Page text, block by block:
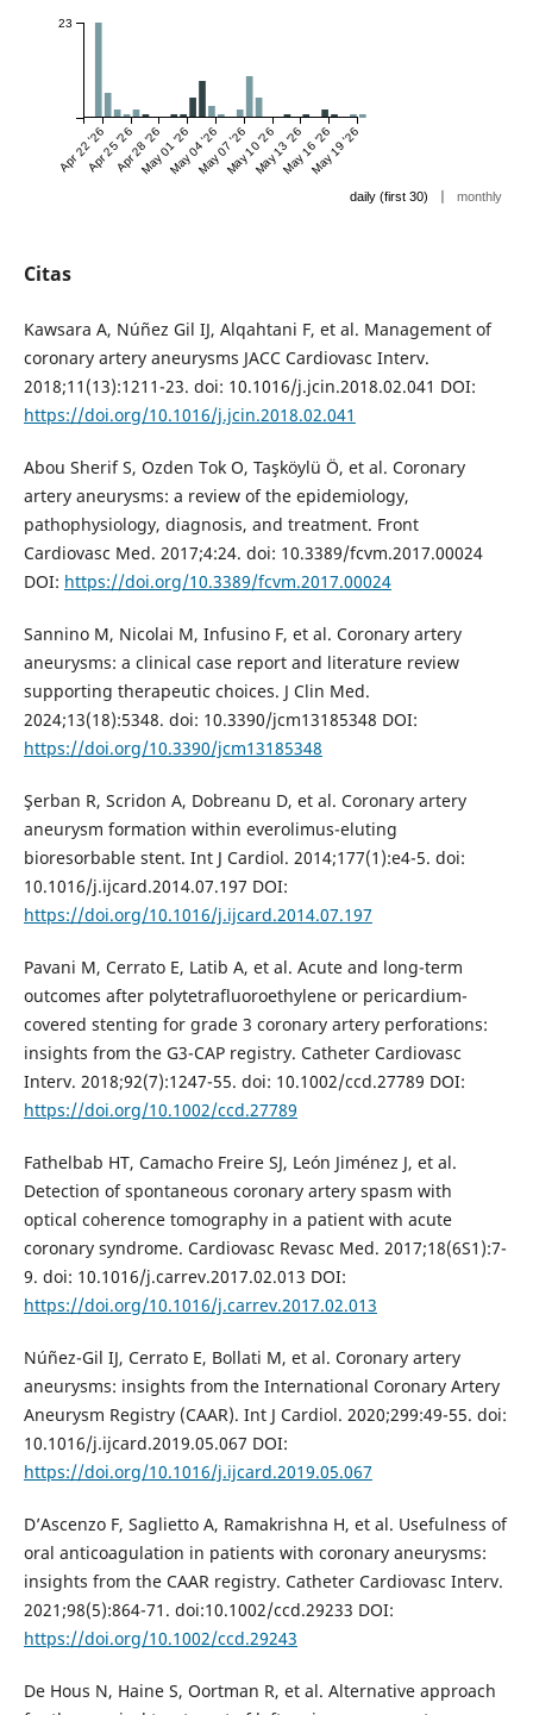
Apr 22 '26Apr 25 '26Apr 28 '26May 01 '26May 04 '26May 07 '26May 10 '26May 13 '26May 16 '26May 19 '26
23
daily (first 30) | monthly
Citas
Kawsara A, Núñez Gil IJ, Alqahtani F, et al. Management of
coronary artery aneurysms JACC Cardiovasc Interv.
2018;11(13):1211-23. doi: 10.1016/j.jcin.2018.02.041 DOI:
https://doi.org/10.1016/j.jcin.2018.02.041
Abou Sherif S, Ozden Tok O, Taşköylü Ö, et al. Coronary
artery aneurysms: a review of the epidemiology,
pathophysiology, diagnosis, and treatment. Front
Cardiovasc Med. 2017;4:24. doi: 10.3389/fcvm.2017.00024
DOI: https://doi.org/10.3389/fcvm.2017.00024
Sannino M, Nicolai M, Infusino F, et al. Coronary artery
aneurysms: a clinical case report and literature review
supporting therapeutic choices. J Clin Med.
2024;13(18):5348. doi: 10.3390/jcm13185348 DOI:
https://doi.org/10.3390/jcm13185348
Şerban R, Scridon A, Dobreanu D, et al. Coronary artery
aneurysm formation within everolimus-eluting
bioresorbable stent. Int J Cardiol. 2014;177(1):e4-5. doi:
10.1016/j.ijcard.2014.07.197 DOI:
https://doi.org/10.1016/j.ijcard.2014.07.197
Pavani M, Cerrato E, Latib A, et al. Acute and long-term
outcomes after polytetrafluoroethylene or pericardium-
covered stenting for grade 3 coronary artery perforations:
insights from the G3-CAP registry. Catheter Cardiovasc
Interv. 2018;92(7):1247-55. doi: 10.1002/ccd.27789 DOI:
https://doi.org/10.1002/ccd.27789
Fathelbab HT, Camacho Freire SJ, León Jiménez J, et al.
Detection of spontaneous coronary artery spasm with
optical coherence tomography in a patient with acute
coronary syndrome. Cardiovasc Revasc Med. 2017;18(6S1):7-
9. doi: 10.1016/j.carrev.2017.02.013 DOI:
https://doi.org/10.1016/j.carrev.2017.02.013
Núñez-Gil IJ, Cerrato E, Bollati M, et al. Coronary artery
aneurysms: insights from the International Coronary Artery
Aneurysm Registry (CAAR). Int J Cardiol. 2020;299:49-55. doi:
10.1016/j.ijcard.2019.05.067 DOI:
https://doi.org/10.1016/j.ijcard.2019.05.067
D’Ascenzo F, Saglietto A, Ramakrishna H, et al. Usefulness of
oral anticoagulation in patients with coronary aneurysms:
insights from the CAAR registry. Catheter Cardiovasc Interv.
2021;98(5):864-71. doi:10.1002/ccd.29233 DOI:
https://doi.org/10.1002/ccd.29243
De Hous N, Haine S, Oortman R, et al. Alternative approach